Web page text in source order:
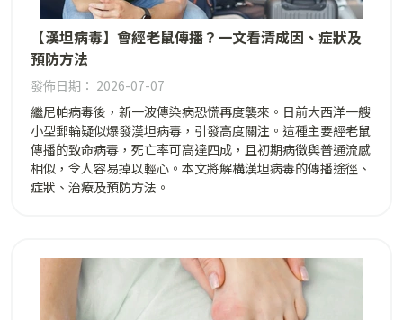
【漢坦病毒】會經老鼠傳播？一文看清成因、症狀及
預防方法
發佈日期： 2026-07-07
繼尼帕病毒後，新一波傳染病恐慌再度襲來。日前大西洋一艘
小型郵輪疑似爆發漢坦病毒，引發高度關注。這種主要經老鼠
傳播的致命病毒，死亡率可高達四成，且初期病徵與普通流感
相似，令人容易掉以輕心。本文將解構漢坦病毒的傳播途徑、
症狀、治療及預防方法。